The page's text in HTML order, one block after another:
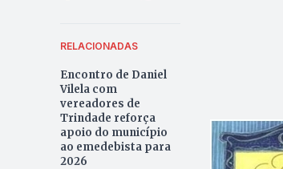
RELACIONADAS
Encontro de Daniel
Vilela com
vereadores de
Trindade reforça
apoio do município
ao emedebista para
2026